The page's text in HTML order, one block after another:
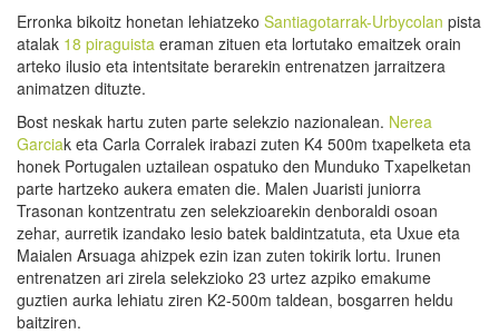
Erronka bikoitz honetan lehiatzeko Santiagotarrak-Urbycolan pista
atalak 18 piraguista eraman zituen eta lortutako emaitzek orain
arteko ilusio eta intentsitate berarekin entrenatzen jarraitzera
animatzen dituzte.
Bost neskak hartu zuten parte selekzio nazionalean. Nerea
Garciak eta Carla Corralek irabazi zuten K4 500m txapelketa eta
honek Portugalen uztailean ospatuko den Munduko Txapelketan
parte hartzeko aukera ematen die. Malen Juaristi juniorra
Trasonan kontzentratu zen selekzioarekin denboraldi osoan
zehar, aurretik izandako lesio batek baldintzatuta, eta Uxue eta
Maialen Arsuaga ahizpek ezin izan zuten tokirik lortu. Irunen
entrenatzen ari zirela selekzioko 23 urtez azpiko emakume
guztien aurka lehiatu ziren K2-500m taldean, bosgarren heldu
baitziren.